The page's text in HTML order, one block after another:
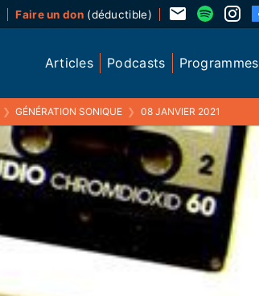
Faire un don(déductible)
Articles Podcasts Programmes
❯ GÉNÉRATION SONIQUE ❯ 08 JANVIER 2021